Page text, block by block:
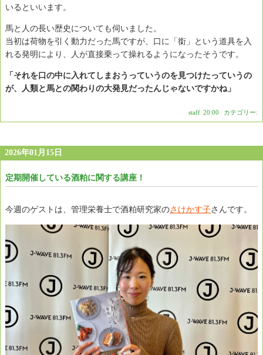
いるといいます。
馬と人の長い歴史についても伺いました。
当初は荷物を引く動力だった馬ですが、口に「銜」という道具を入
れる発明により、人が直接乗って操れるようになったそうです。
「それを口の中に入れてしまおうっていうのを見つけたっていうの
が、人類と馬との関わりの大発見だったんじゃないですかね」
staff 20:00 カテゴリー:
2026年01月15日
定期開催している酒粕に関する講座！
今週のゲストは、管理栄養士で酒粕研究家のさけかす子さんです。